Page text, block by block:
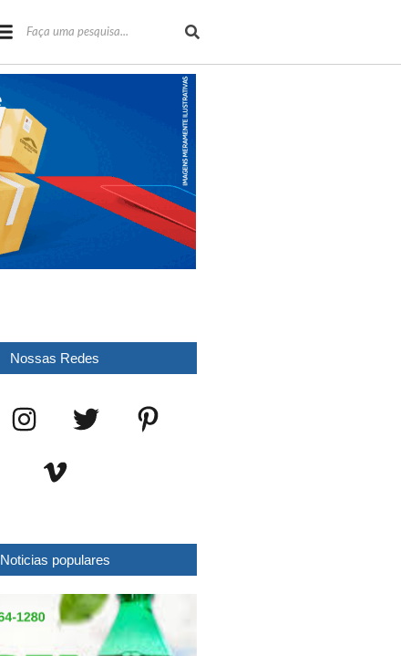
Nossas Redes
Noticias populares